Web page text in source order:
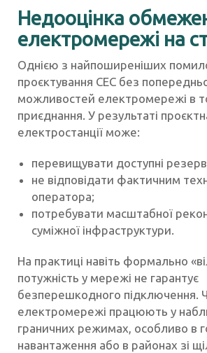
Недооцінка
електромережі на
Однією з найпоширеніших
проєктування СЕС без
можливостей електромережі в
приєднання. У результаті
електростанції може:
перевищувати доступні
не відповідати фактичним
оператора;
потребувати масштабної
суміжної інфраструктури.
На практиці навіть формально
потужність у мережі не гарантує
безперешкодного підключення.
електромережі працюють у
граничних режимах, особливо в
навантаження або в районах зі